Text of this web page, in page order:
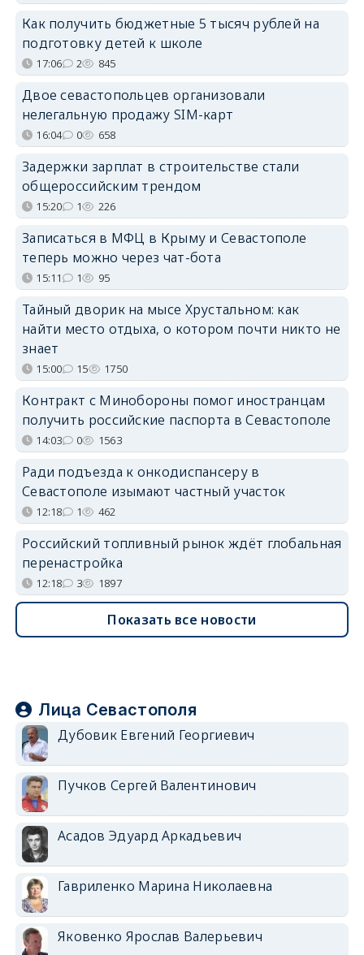
Как получить бюджетные 5 тысяч рублей на
подготовку детей к школе
17:06 2 845
Двое севастопольцев организовали
нелегальную продажу SIM-карт
16:04 0 658
Задержки зарплат в строительстве стали
общероссийским трендом
15:20 1 226
Записаться в МФЦ в Крыму и Севастополе
теперь можно через чат-бота
15:11 1 95
Тайный дворик на мысе Хрустальном: как
найти место отдыха, о котором почти никто не
знает
15:00 15 1750
Контракт с Минобороны помог иностранцам
получить российские паспорта в Севастополе
14:03 0 1563
Ради подъезда к онкодиспансеру в
Севастополе изымают частный участок
12:18 1 462
Российский топливный рынок ждёт глобальная
перенастройка
12:18 3 1897
Показать все новости
Лица Севастополя
Дубовик Евгений Георгиевич
Пучков Сергей Валентинович
Асадов Эдуард Аркадьевич
Гавриленко Марина Николаевна
Яковенко Ярослав Валерьевич